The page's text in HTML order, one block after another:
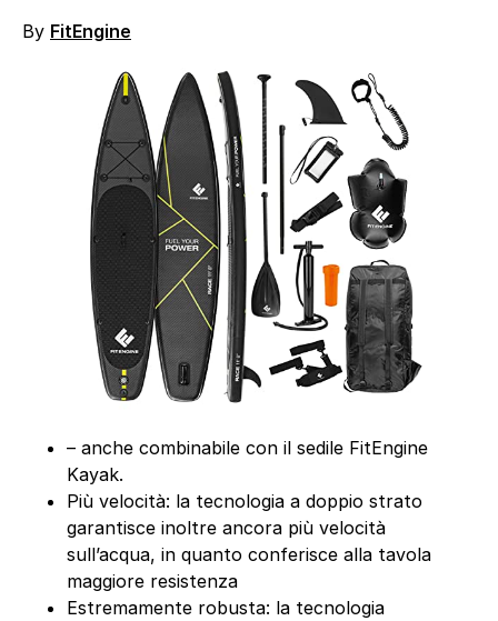
By FitEngine
– anche combinabile con il sedile FitEngine
Kayak.
Più velocità: la tecnologia a doppio strato
garantisce inoltre ancora più velocità
sull’acqua, in quanto conferisce alla tavola
maggiore resistenza
Estremamente robusta: la tecnologia